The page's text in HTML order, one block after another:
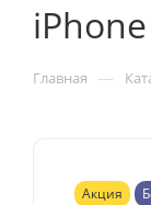
Главная —
Акция